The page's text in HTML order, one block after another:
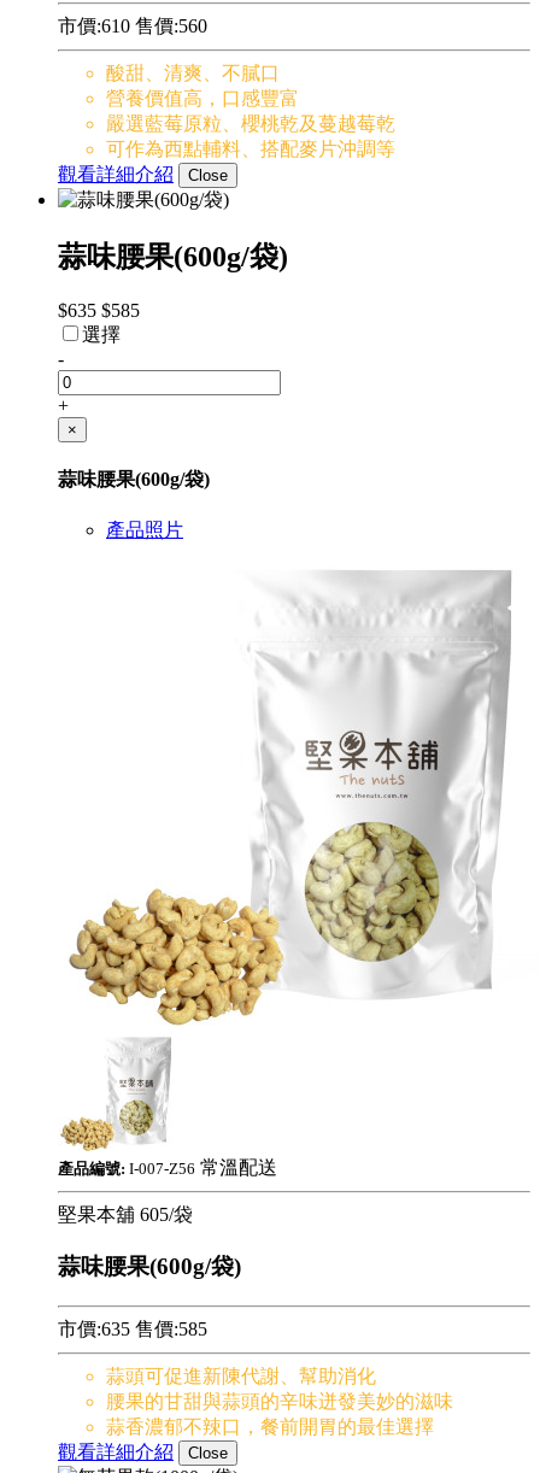
市價:610 售價:560
酸甜、清爽、不膩口
營養價值高，口感豐富
嚴選藍莓原粒、櫻桃乾及蔓越莓乾
可作為西點輔料、搭配麥片沖調等
觀看詳細介紹
Close
蒜味腰果(600g/袋)
$635 $585
選擇
-
+
×
蒜味腰果(600g/袋)
產品照片
產品編號: I-007-Z56 常溫配送
堅果本舖 605/袋
蒜味腰果(600g/袋)
市價:635 售價:585
蒜頭可促進新陳代謝、幫助消化
腰果的甘甜與蒜頭的辛味迸發美妙的滋味
蒜香濃郁不辣口，餐前開胃的最佳選擇
觀看詳細介紹
Close